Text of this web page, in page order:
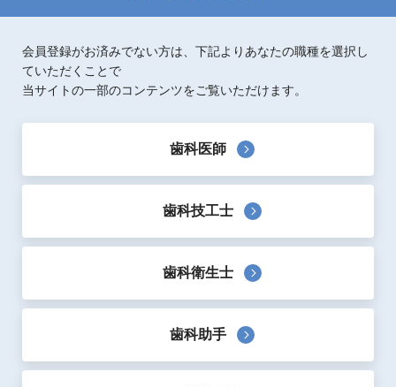
「ピタットエプロン」は、エプロンホルダー不要で衛生的
剥離紙が出ない両面テープ付エプロンです。
会員登録がお済みでない方は、下記よりあなたの職種を選択し
ていただくことで
当サイトの一部のコンテンツをご覧いただけます。
歯科医師
歯科技工士
歯科衛生士
歯科助手